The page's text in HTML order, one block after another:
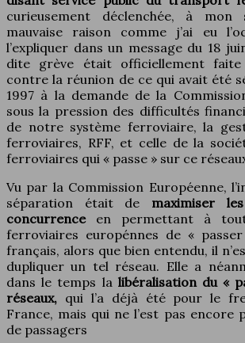
curieusement déclenchée, à
mauvaise raison comme j’ai eu
l’expliquer dans un message du 18
dite grève était officiellement
contre la réunion de ce qui avait été
1997 à la demande de la
sous la pression des difficultés
de notre système ferroviaire, la
ferroviaires, RFF, et celle de la
ferroviaires qui « passe » sur ce
Vu par la Commission Européenne,
séparation était de maximiser
concurrenceen permettant à
ferroviaires europénnes de «
français, alors que bien entendu, il
dupliquer un tel réseau. Elle a
dans le temps la libéralisation du «
réseaux, qui l’a déjà été pour le
France, mais qui ne l’est pas
de passagers